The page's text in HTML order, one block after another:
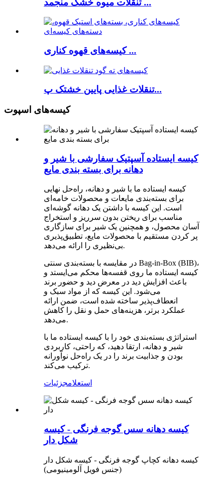
کیسه‌های قهوه کناری ...
تنقلات غذایی پایین خشتک پ...
کیسه‌های اسپوت
کیسه ایستاده آسپتیک سفارشی با شیر و
دهانه برای بسته بندی مایع
کیسه ایستاده ما با شیر و دهانه، راه‌حل نهایی
برای بسته‌بندی مایعات و محصولات خامه‌ای
است. این کیسه با داشتن یک دهانه گوشه‌ای
مناسب برای ریختن بدون سرریز و استخراج
آسان محصول، و همچنین یک شیر برای سازگاری
پر کردن مستقیم با محصولات مایع، تطبیق‌پذیری
بی‌نظیری را ارائه می‌دهد.
در مقایسه با بسته‌بندی سنتی Bag-in-Box (BIB)،
کیسه ایستاده ما روی قفسه‌ها محکم می‌ایستد و
باعث افزایش دید در معرض دید و حضور برند
می‌شود. این کیسه که از مواد سبک و
انعطاف‌پذیر ساخته شده است، ضمن ارائه
عملکرد برتر، هزینه‌های حمل و نقل را کاهش
می‌دهد.
استراتژی بسته‌بندی خود را با کیسه ایستاده ما با
شیر و دهانه، ارتقا دهید، که راحتی، کاربردی
بودن و جذابیت برند را در یک راه‌حل نوآورانه
ترکیب می‌کند.
استعلامجزئیات
کیسه دهانه سس گوجه فرنگی - کیسه
شکل دار
کیسه دهانه کچاپ گوجه فرنگی - کیسه شکل دار
(جنس فویل آلومینیومی)